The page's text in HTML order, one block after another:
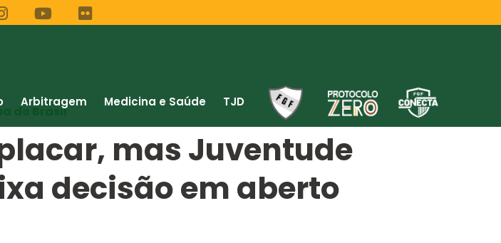
Arbitragem Medicina e Saúde TJD
do Brasil
mas Juventude
decisão em aberto